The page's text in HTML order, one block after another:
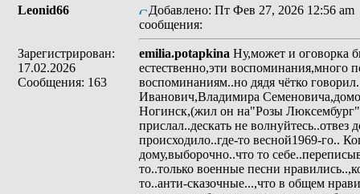
Leonid66
Зарегистрирован:
17.02.2026
Сообщения: 163
Добавлено: Пт Фев 27, 2026 12:56 am
сообщения:
emilia.potapkina Ну,может и оговорка
естественно,эти
воспоминаниям..но дядя чётко
Иванович,Владимира
Ногинск,(жил он на"Розы
прислал..дескать не
происходило..где-то весной1969-го..
дому,выборочно..что то
то..только военные песни
то..анти-сказочные...,что в общем